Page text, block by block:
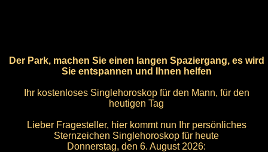
Der Park, machen Sie einen langen Spaziergang, es wird
Sie entspannen und Ihnen helfen
Ihr kostenloses Singlehoroskop für den Mann, für den
heutigen Tag
Lieber Fragesteller, hier kommt nun Ihr persönliches
Sternzeichen Singlehoroskop für heute
Donnerstag, den 6. August 2026: